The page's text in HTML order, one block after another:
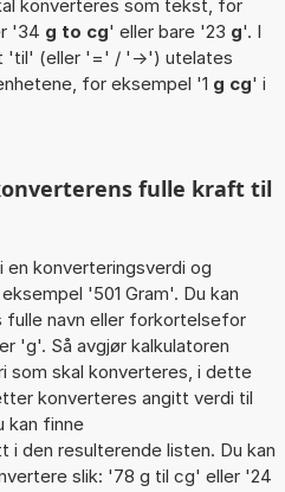
konverteres som tekst, for
'34 g to cg' eller bare '23 g'. I
'til' (eller '=' / '->') utelates
for eksempel '1 g cg' i
fulle kraft til
en konverteringsverdi og
'501 Gram'. Du kan
fulle navn eller forkortelsefor
'g'. Så avgjør kalkulatoren
som skal konverteres, i dette
konverteres angitt verdi til
kan finne
den resulterende listen. Du kan
slik: '78 g til cg' eller '24